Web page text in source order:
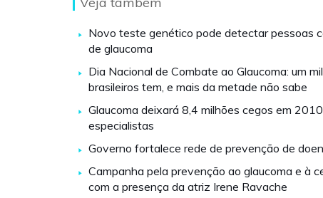
Novo teste genético pode detectar pessoas
de glaucoma
Dia Nacional de Combate ao Glaucoma: um
brasileiros tem, e mais da metade não sabe
Glaucoma deixará 8,4 milhões cegos em
especialistas
Governo fortalece rede de prevenção de
Campanha pela prevenção ao glaucoma e à
com a presença da atriz Irene Ravache